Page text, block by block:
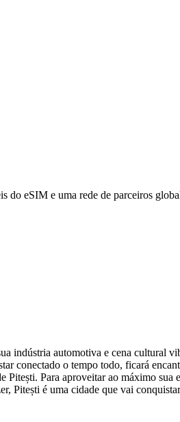
eSIM e uma rede de parceiros
indústria automotiva e cena cultural
conectado o tempo todo, ficará
Para aproveitar ao máximo
Pitești é uma cidade que vai